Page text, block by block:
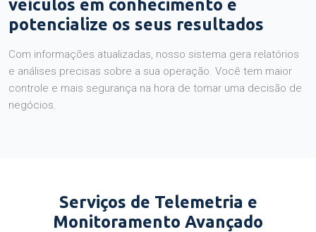
veículos em conhecimento e
potencialize os seus resultados
Com informações atualizadas, nosso sistema gera relatórios
e análises precisas sobre a sua operação. Você tem maior
controle e mais segurança na hora de tomar uma decisão de
negócios.
Serviços de Telemetria e
Monitoramento Avançado